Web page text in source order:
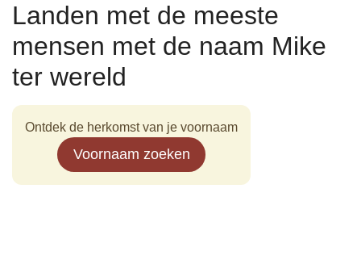
Landen met de meeste
mensen met de naam Mike
ter wereld
Ontdek de herkomst van je voornaam
Voornaam zoeken